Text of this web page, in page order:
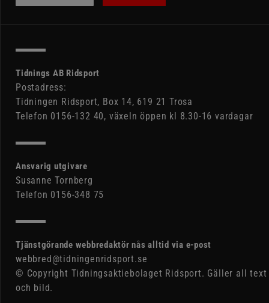
Tidnings AB Ridsport
Postadress:
Tidningen Ridsport, Box 14, 619 21 Trosa
Telefon 0156-132 40, växeln öppen kl 8.30-16 vardagar
Ansvarig utgivare
Susanne Tornberg
Telefon 0156-348 75
Tjänstgörande webbredaktör nås alltid via e-post
webbred@tidningenridsport.se
© Copyright Tidningsaktiebolaget Ridsport. Gäller all text
och bild.